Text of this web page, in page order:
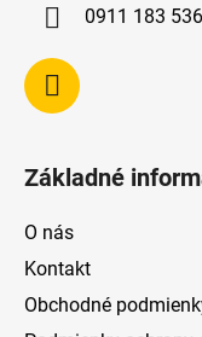
0911 183 536
Základné
O nás
Kontakt
Obchodné